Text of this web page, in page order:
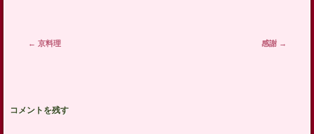
投稿ナビゲーション
← 京料理 感謝 →
コメントを残す